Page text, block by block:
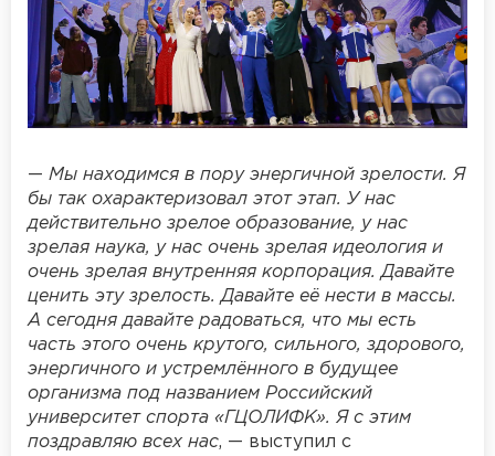
— Мы находимся в пору энергичной зрелости. Я
бы так охарактеризовал этот этап. У нас
действительно зрелое образование, у нас
зрелая наука, у нас очень зрелая идеология и
очень зрелая внутренняя корпорация. Давайте
ценить эту зрелость. Давайте её нести в массы.
А сегодня давайте радоваться, что мы есть
часть этого очень крутого, сильного, здорового,
энергичного и устремлённого в будущее
организма под названием Российский
университет спорта «ГЦОЛИФК». Я с этим
поздравляю всех нас, — выступил с